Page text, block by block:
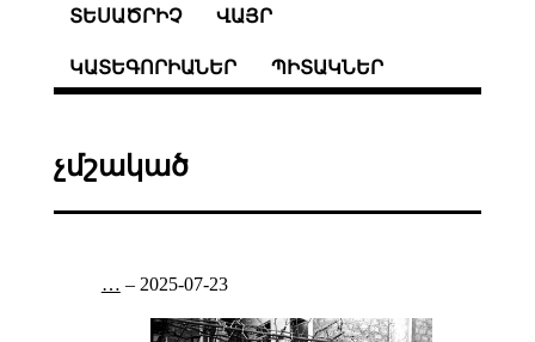
ՏԵՍԱԾՐԻՉ ՎԱՅՐ
ԿԱՏԵԳՈՐԻԱՆԵՐ ՊԻՏԱԿՆԵՐ
չմշակած
… – 2025-07-23